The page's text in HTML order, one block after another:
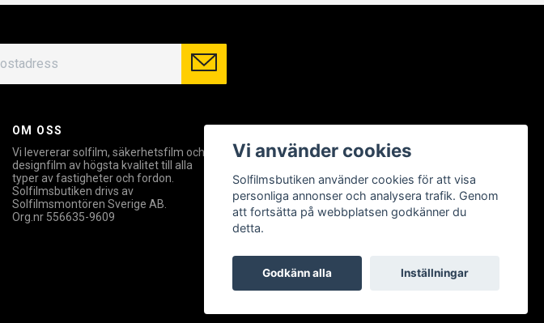
OM OSS
Vi levererar solfilm, säkerhetsfilm och
designfilm av högsta kvalitet till alla
typer av fastigheter och fordon.
Solfilmsbutiken drivs av
Solfilmsmontören Sverige AB.
Org.nr 556635-9609
Facebook
YouTube
Vi använder cookies
Solfilmsbutiken använder cookies för att visa
personliga annonser och analysera trafik. Genom
att fortsätta på webbplatsen godkänner du
detta.
Godkänn alla Inställningar